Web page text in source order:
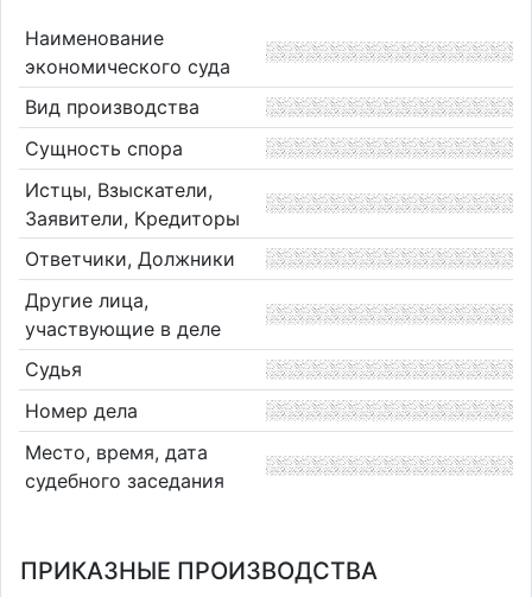
Наименование
экономического суда
Вид производства
Сущность спора
Истцы, Взыскатели,
Заявители, Кредиторы
Ответчики, Должники
Другие лица,
участвующие в деле
Судья
Номер дела
Место, время, дата
судебного заседания
ПРИКАЗНЫЕ ПРОИЗВОДСТВА